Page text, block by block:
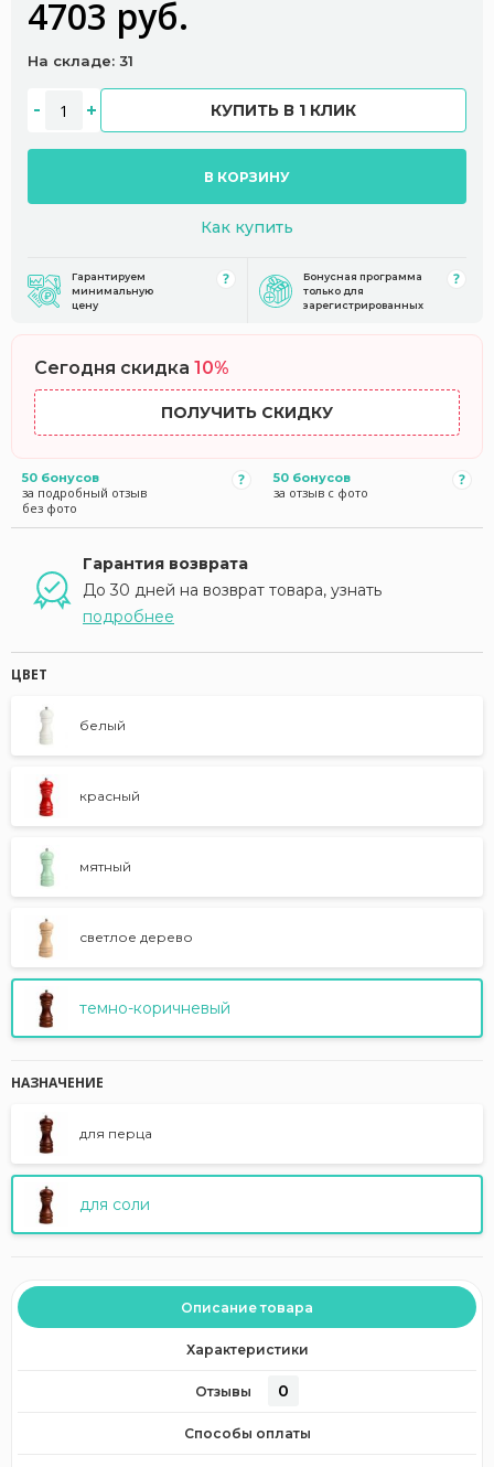
4703 руб.
На складе: 31
КУПИТЬ В 1 КЛИК
В КОРЗИНУ
Как купить
Гарантируем
минимальную
цену
Бонусная программа
только для
зарегистрированных
Сегодня скидка 10%
ПОЛУЧИТЬ СКИДКУ
50 бонусов
за подробный отзыв
без фото
50 бонусов
за отзыв с фото
Гарантия возврата
До 30 дней на возврат товара, узнать
подробнее
ЦВЕТ
белый
красный
мятный
светлое дерево
темно-коричневый
НАЗНАЧЕНИЕ
для перца
для соли
Описание товара
Характеристики
Отзывы 0
Способы оплаты